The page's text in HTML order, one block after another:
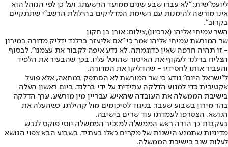
ליועמ"שית: "לא עברו שבע שנים ממועד הרשעתו, ועל כן לפי הנוהל הוא
אינו מורשה להימנות עם רשימת המדליקים בהילולת הרשב"י שתתקיים
בקרוב".
השר עמיחי אליהו (ארכיון),צילום: אורן בן חקון
שר המורשת עמיחי אליהו אמר כי "אם אליעזר ברלנד ידליק מדורה במירון
- זו תהיה חרפה שאין כדוגמתה. לא נדע איפה לקבור את עצמנו". לבסוף
הצליח ברלנד לעקוף את האיסור שהוטל עליו, בכך שהבעיר את הלפיד
והעביר אותו לחסידיו - שהדליקו את המדורה.
ל"ישראל היום" נודע כי שר המורשת לא הסתפק במחאה, אלא פועל
אקטיבית כדי למנוע הדלקה עתידית על ידי ברלנד. ביום ראשון העלה
בישיבת הממשלה את העובדה שהאיש, עבריין מין מורשע, ערך הדלקה
בהר מירון בשבוע שעבר, בניגוד לסיכומים מול קהילתו. כשהעלה את
הנושא, הצטרפו לעמדתו עוד שרים בישיבה.
בעקבות כך הורה ראש הממשלה למזכיר הממשלה יוסי פוקס לגבש
מדיניות שתמנע הישנות של מקרים כאלו בעתיד. בשבוע הבא צפוי הנושא
לעלות שוב בישיבת הממשלה.